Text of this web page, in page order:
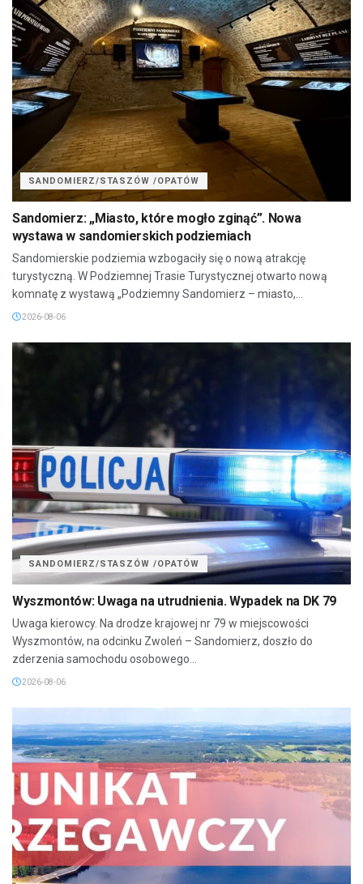
SANDOMIERZ/STASZÓW /OPATÓW
Sandomierz: „Miasto, które mogło zginąć”. Nowa
wystawa w sandomierskich podziemiach
Sandomierskie podziemia wzbogaciły się o nową atrakcję
turystyczną. W Podziemnej Trasie Turystycznej otwarto nową
komnatę z wystawą „Podziemny Sandomierz – miasto,...
2026-08-06
SANDOMIERZ/STASZÓW /OPATÓW
Wyszmontów: Uwaga na utrudnienia. Wypadek na DK 79
Uwaga kierowcy. Na drodze krajowej nr 79 w miejscowości
Wyszmontów, na odcinku Zwoleń – Sandomierz, doszło do
zderzenia samochodu osobowego...
2026-08-06